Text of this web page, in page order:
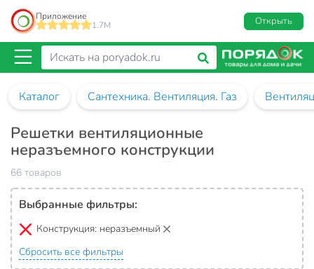
Приложение
1.7M
Открыть
Каталог Сантехника. Вентиляция. Газ
Решетки вентиляционные
неразъемного конструкции
66 товаров
Выбранные фильтры:
Конструкция: неразъемный
Сбросить все фильтры